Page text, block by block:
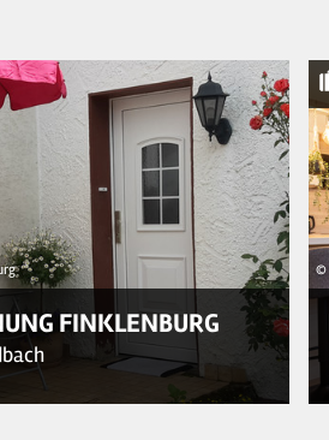
FINKLENBURG
©